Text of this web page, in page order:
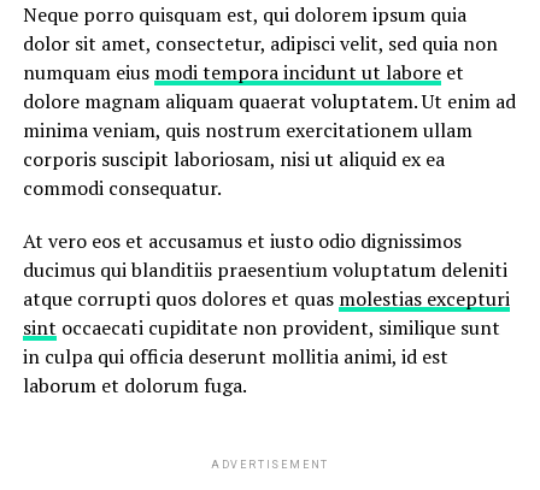
Neque porro quisquam est, qui dolorem ipsum quia
dolor sit amet, consectetur, adipisci velit, sed quia non
numquam eius modi tempora incidunt ut laboreet
dolore magnam aliquam quaerat voluptatem. Ut enim ad
minima veniam, quis nostrum exercitationem ullam
corporis suscipit laboriosam, nisi ut aliquid ex ea
commodi consequatur.
At vero eos et accusamus et iusto odio dignissimos
ducimus qui blanditiis praesentium voluptatum deleniti
atque corrupti quos dolores et quas molestias excepturi
sint occaecati cupiditate non provident, similique sunt
in culpa qui officia deserunt mollitia animi, id est
laborum et dolorum fuga.
ADVERTISEMENT